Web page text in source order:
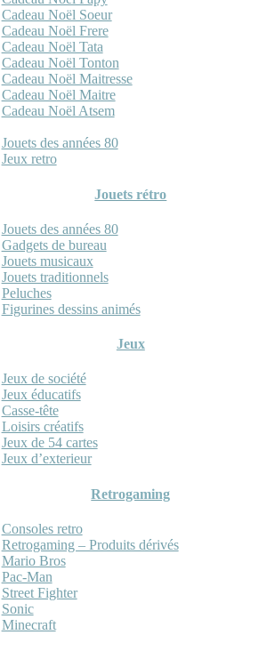
Cadeau Noël Soeur
Cadeau Noël Frere
Cadeau Noël Tata
Cadeau Noël Tonton
Cadeau Noël Maitresse
Cadeau Noël Maitre
Cadeau Noël Atsem
Jouets des années 80
Jeux retro
Jouets rétro
Jouets des années 80
Gadgets de bureau
Jouets musicaux
Jouets traditionnels
Peluches
Figurines dessins animés
Jeux
Jeux de société
Jeux éducatifs
Casse-tête
Loisirs créatifs
Jeux de 54 cartes
Jeux d’exterieur
Retrogaming
Consoles retro
Retrogaming – Produits dérivés
Mario Bros
Pac-Man
Street Fighter
Sonic
Minecraft